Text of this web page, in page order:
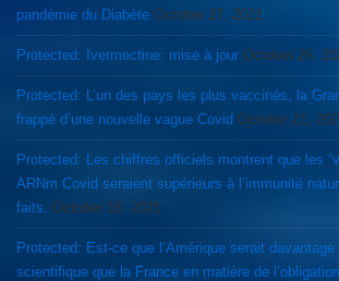
pandémie du Diabète October 27, 2021
Protected: Ivermectine: mise à jour October 26,
Protected: L’un des pays les plus vaccinés, la
frappé d’une nouvelle vague Covid October 21,
Protected: Les chiffres officiels montrent que les
ARNm Covid seraient supérieurs à l’immunité
faits.
October 18, 2021
Protected: Est-ce que l’Amérique serait
scientifique que la France en matière de